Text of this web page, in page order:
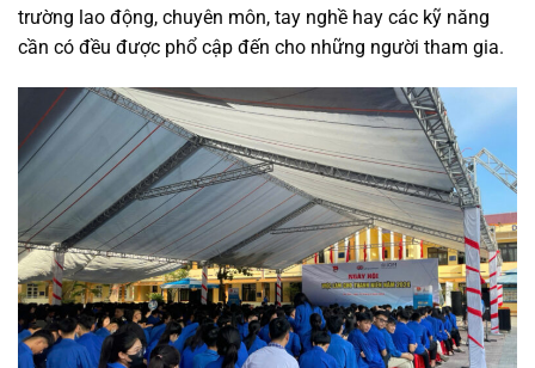
trường lao động, chuyên môn, tay nghề hay các kỹ năng
cần có đều được phổ cập đến cho những người tham gia.